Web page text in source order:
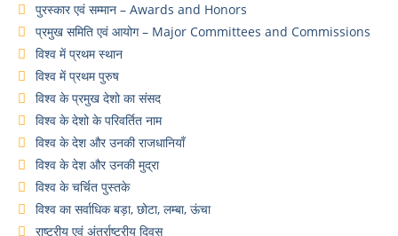
पुरस्कार एवं सम्मान – Awards and Honors
प्रमुख समिति एवं आयोग – Major Committees and Commissions
विश्व में प्रथम स्थान
विश्व में प्रथम पुरुष
विश्व के प्रमुख देशो का संसद
विश्व के देशो के परिवर्तित नाम
विश्व के देश और उनकी राजधानियाँ
विश्व के देश और उनकी मुद्रा
विश्व के चर्चित पुस्तके
विश्व का सर्वाधिक बड़ा, छोटा, लम्बा, ऊंचा
राष्ट्रीय एवं अंतर्राष्ट्रीय दिवस